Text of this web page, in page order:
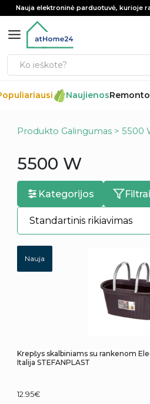
Nauja elektroninė parduotuvė, kurioje
NaujienosRemonto
Produkto Galingumas > 5500
5500 W
Kategorijos Filtrai
Nauja
Krepšys skalbiniams su rankenom
Italija STEFANPLAST
12.95€